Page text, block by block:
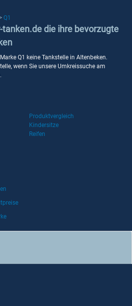
Q1
tanken.de die ihre bevorzugte
Q1 keine Tankstelle in Altenbeken.
wenn Sie unsere Umkreissuche am
Produktvergleich
Kindersitze
Reifen